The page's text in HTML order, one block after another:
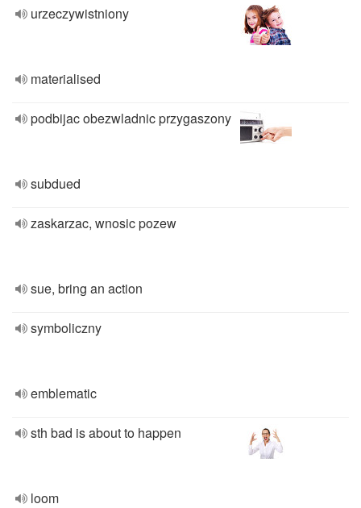
urzeczywistniony
materialised
podbijac obezwladnic przygaszony
subdued
zaskarzac, wnosic pozew
sue, bring an action
symboliczny
emblematic
sth bad is about to happen
loom